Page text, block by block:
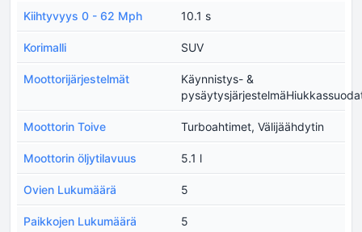
Kiihtyvyys 0 - 62 Mph 10.1 s
Korimalli SUV
Moottorijärjestelmät
Käynnistys- &
Moottorin Toive Turboahtimet, Välijäähdytin
Moottorin öljytilavuus 5.1 l
Ovien Lukumäärä 5
Paikkojen Lukumäärä 5